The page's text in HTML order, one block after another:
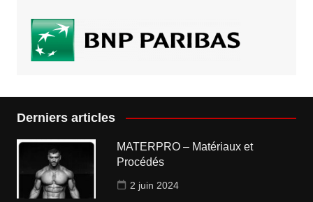
Derniers articles
MATERPRO – Matériaux et
Procédés
2 juin 2024